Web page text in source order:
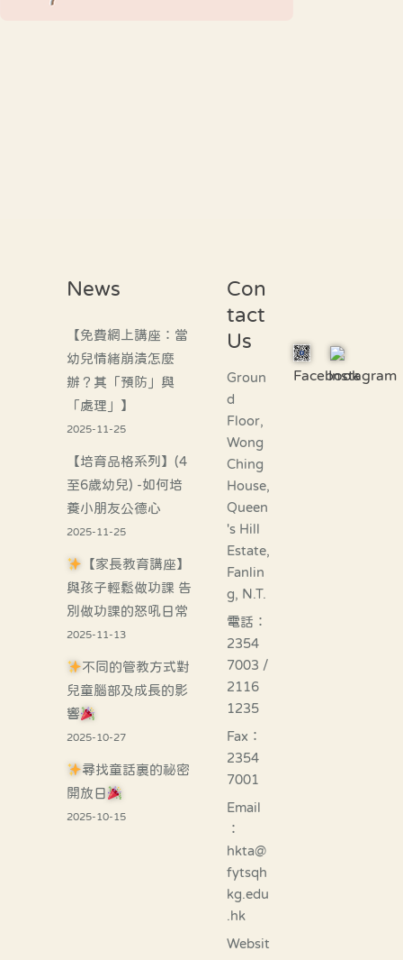
News
【免費網上講座：當
幼兒情緒崩潰怎麼
辦？其「預防」與
「處理」】
2025-11-25
【培育品格系列】(4
至6歲幼兒) -如何培
養小朋友公德心
2025-11-25
【家長教育講座】
與孩子輕鬆做功課 告
別做功課的怒吼日常
2025-11-13
不同的管教方式對
兒童腦部及成長的影
響
2025-10-27
尋找童話裏的祕密
開放日
2025-10-15
Con
tact
Us
Groun
d
Floor,
Wong
Ching
House,
Queen
's Hill
Estate,
Fanlin
g, N.T.
電話：
2354
7003 /
2116
1235
Fax：
2354
7001
Email
：
hkta@
fytsqh
kg.edu
.hk
Websit
FacebookInstagram